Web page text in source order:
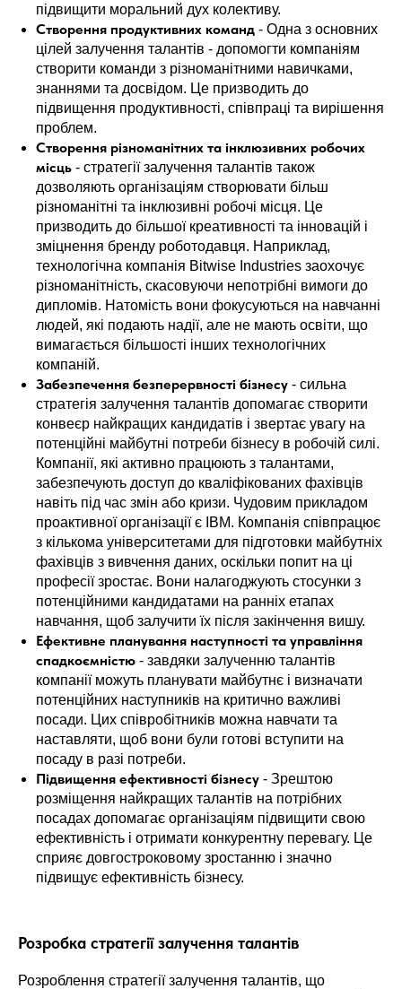
підвищити моральний дух колективу.
Створення продуктивних команд - Одна з основних
цілей залучення талантів - допомогти компаніям
створити команди з різноманітними навичками,
знаннями та досвідом. Це призводить до
підвищення продуктивності, співпраці та вирішення
проблем.
Створення різноманітних та інклюзивних робочих
місць - стратегії залучення талантів також
дозволяють організаціям створювати більш
різноманітні та інклюзивні робочі місця. Це
призводить до більшої креативності та інновацій і
зміцнення бренду роботодавця. Наприклад,
технологічна компанія Bitwise Industries заохочує
різноманітність, скасовуючи непотрібні вимоги до
дипломів. Натомість вони фокусуються на навчанні
людей, які подають надії, але не мають освіти, що
вимагається більшості інших технологічних
компаній.
Забезпечення безперервності бізнесу - сильна
стратегія залучення талантів допомагає створити
конвеєр найкращих кандидатів і звертає увагу на
потенційні майбутні потреби бізнесу в робочій силі.
Компанії, які активно працюють з талантами,
забезпечують доступ до кваліфікованих фахівців
навіть під час змін або кризи. Чудовим прикладом
проактивної організації є IBM. Компанія співпрацює
з кількома університетами для підготовки майбутніх
фахівців з вивчення даних, оскільки попит на ці
професії зростає. Вони налагоджують стосунки з
потенційними кандидатами на ранніх етапах
навчання, щоб залучити їх після закінчення вишу.
Ефективне планування наступності та управління
спадкоємністю - завдяки залученню талантів
компанії можуть планувати майбутнє і визначати
потенційних наступників на критично важливі
посади. Цих співробітників можна навчати та
наставляти, щоб вони були готові вступити на
посаду в разі потреби.
Підвищення ефективності бізнесу - Зрештою
розміщення найкращих талантів на потрібних
посадах допомагає організаціям підвищити свою
ефективність і отримати конкурентну перевагу. Це
сприяє довгостроковому зростанню і значно
підвищує ефективність бізнесу.
Розробка стратегії залучення талантів
Розроблення стратегії залучення талантів, що